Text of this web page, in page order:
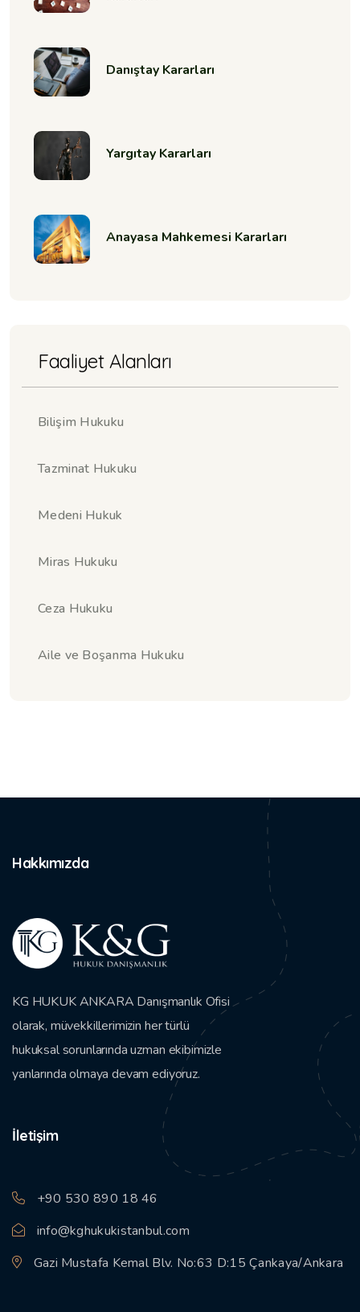
Danıştay Kararları
Yargıtay Kararları
Anayasa Mahkemesi Kararları
Faaliyet Alanları
Bilişim Hukuku
Tazminat Hukuku
Medeni Hukuk
Miras Hukuku
Ceza Hukuku
Aile ve Boşanma Hukuku
Hakkımızda
KG HUKUK ANKARA Danışmanlık Ofisi
olarak, müvekkillerimizin her türlü
hukuksal sorunlarında uzman ekibimizle
yanlarında olmaya devam ediyoruz.
İletişim
+90 530 890 18 46
info@kghukukistanbul.com
Gazi Mustafa Kemal Blv. No:63 D:15 Çankaya/Ankara